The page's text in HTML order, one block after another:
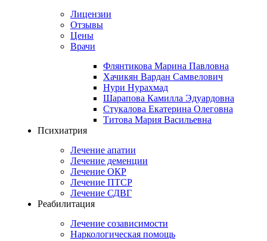
Лицензии
Отзывы
Цены
Врачи
Флянтикова Марина Павловна
Хачикян Вардан Самвелович
Нури Нурахмад
Шарапова Камилла Эдуардовна
Стукалова Екатерина Олеговна
Титова Мария Васильевна
Психиатрия
Лечение апатии
Лечение деменции
Лечение ОКР
Лечение ПТСР
Лечение СДВГ
Реабилитация
Лечение созависимости
Наркологическая помощь